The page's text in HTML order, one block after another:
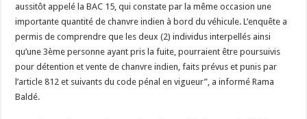
aussitôt appelé la BAC 15, qui constate par la même occasion une
importante quantité de chanvre indien à bord du véhicule. L’enquête a
permis de comprendre que les deux (2) individus interpellés ainsi
qu’une 3ème personne ayant pris la fuite, pourraient être poursuivis
pour détention et vente de chanvre indien, faits prévus et punis par
l’article 812 et suivants du code pénal en vigueur”, a informé Rama
Baldé.